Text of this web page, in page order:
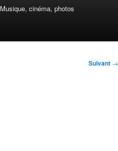
Musique, cinéma, photos
Suivant →